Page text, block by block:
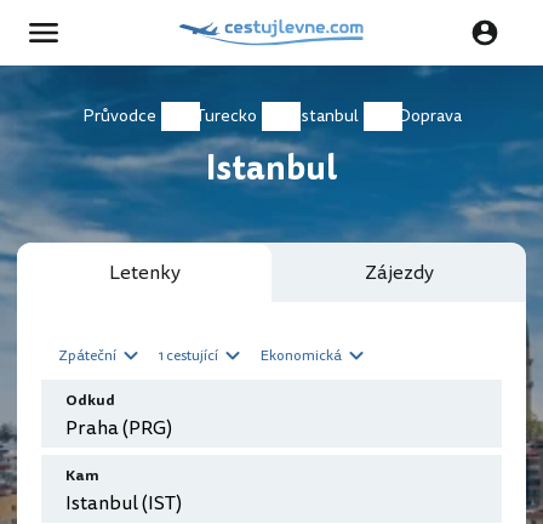
Průvodce Turecko Istanbul Doprava
Istanbul
Letenky Zájezdy
Zpáteční 1 cestující Ekonomická
Odkud
Kam